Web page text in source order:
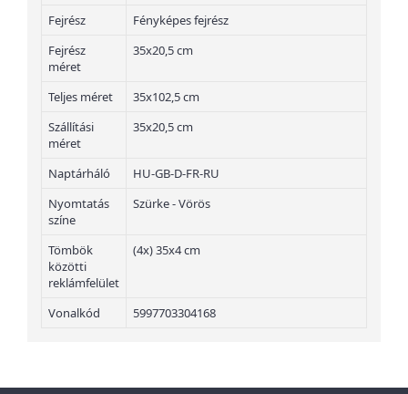
Fejrész
Fényképes fejrész
Fejrész
méret
35x20,5 cm
Teljes méret
35x102,5 cm
Szállítási
méret
35x20,5 cm
Naptárháló
HU-GB-D-FR-RU
Nyomtatás
színe
Szürke - Vörös
Tömbök
közötti
reklámfelület
(4x) 35x4 cm
Vonalkód 5997703304168